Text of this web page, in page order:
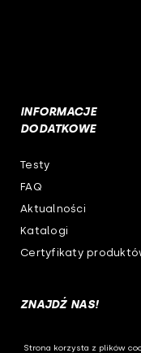
INFORMACJE
DODATKOWE
Testy
FAQ
Aktualności
Katalogi
Certyfikaty
ZNAJDŹ NAS!
Strona korzysta z plików